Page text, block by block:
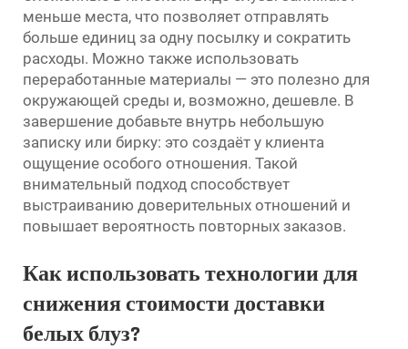
меньше места, что позволяет отправлять
больше единиц за одну посылку и сократить
расходы. Можно также использовать
переработанные материалы — это полезно для
окружающей среды и, возможно, дешевле. В
завершение добавьте внутрь небольшую
записку или бирку: это создаёт у клиента
ощущение особого отношения. Такой
внимательный подход способствует
выстраиванию доверительных отношений и
повышает вероятность повторных заказов.
Как использовать технологии для
снижения стоимости доставки
белых блуз?